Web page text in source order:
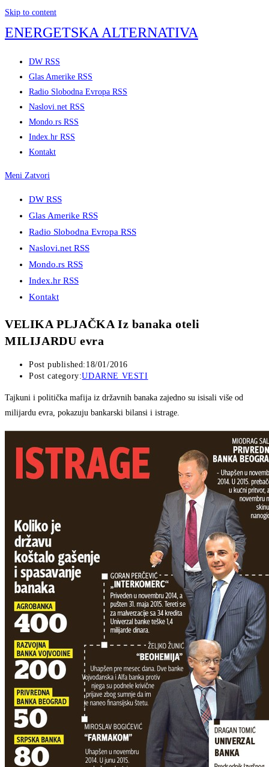
Skip to content
ENERGETSKA ALTERNATIVA
DW RSS
Glas Amerike RSS
Radio Slobodna Evropa RSS
Naslovi.net RSS
Mondo.rs RSS
Index.hr RSS
Kontakt
Meni Zatvori
DW RSS
Glas Amerike RSS
Radio Slobodna Evropa RSS
Naslovi.net RSS
Mondo.rs RSS
Index.hr RSS
Kontakt
VELIKA PLJAČKA Iz banaka oteli
MILIJARDU evra
Post published: 18/01/2016
Post category:UDARNE VESTI
Tajkuni i politička mafija iz državnih banaka zajedno su isisali više od
milijardu evra, pokazuju bankarski bilansi i istrage.